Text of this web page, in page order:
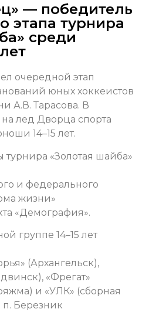
— победитель
этапа турнира
среди
очередной этап
юных хоккеистов
А.В. Тарасова. В
лед Дворца спорта
14–15 лет.
турнира «Золотая шайба»
и федерального
жизни»
«Демография».
группе 14–15 лет
(Архангельск),
«Фрегат»
и «УЛК» (сборная
п. Березник